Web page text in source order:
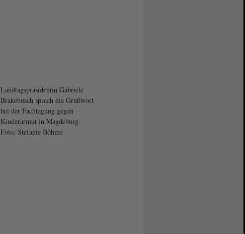
Landtagspräsidentin Gabriele
Brakebusch sprach ein Grußwort
bei der Fachtagung gegen
Kinderarmut in Magdeburg.
Foto: Stefanie Böhme